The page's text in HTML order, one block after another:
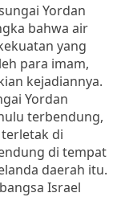
Yordan
bahwa air
yang
para imam,
kejadiannya.
Yordan
terbendung,
di
di tempat
daerah itu.
Israel